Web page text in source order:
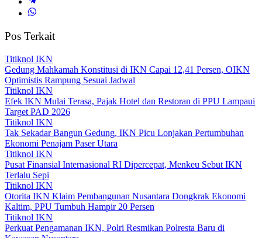
Pos Terkait
Titiknol IKN
Gedung Mahkamah Konstitusi di IKN Capai 12,41 Persen, OIKN
Optimistis Rampung Sesuai Jadwal
Titiknol IKN
Efek IKN Mulai Terasa, Pajak Hotel dan Restoran di PPU Lampaui
Target PAD 2026‎
Titiknol IKN
Tak Sekadar Bangun Gedung, IKN Picu Lonjakan Pertumbuhan
Ekonomi Penajam Paser Utara
Titiknol IKN
Pusat Finansial Internasional RI Dipercepat, Menkeu Sebut IKN
Terlalu Sepi
Titiknol IKN
Otorita IKN Klaim Pembangunan Nusantara Dongkrak Ekonomi
Kaltim, PPU Tumbuh Hampir 20 Persen
Titiknol IKN
Perkuat Pengamanan IKN, Polri Resmikan Polresta Baru di